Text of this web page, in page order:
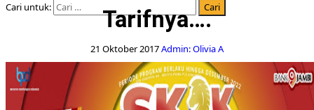
Cari untuk:
Tarifnya….
21 Oktober 2017Admin: Olivia A